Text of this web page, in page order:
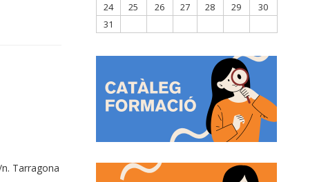
Tarragona
24
25 26 27 28 29
30
31